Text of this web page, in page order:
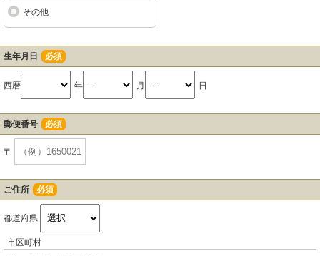
その他
生年月日 必須
西暦 年 月 日
郵便番号 必須
〒
ご住所 必須
都道府県
市区町村